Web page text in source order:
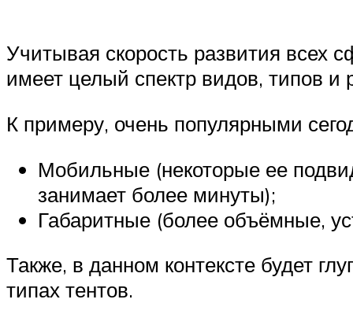
Учитывая скорость развития всех
имеет целый спектр видов, типов и
К примеру, очень популярными
Мобильные (некоторые ее
занимает более минуты);
Габаритные (более объёмные,
Также, в данном контексте будет
типах тентов.